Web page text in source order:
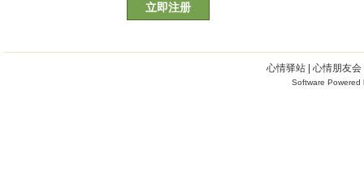
立即注册
心情驿站 | 心情朋友
Software